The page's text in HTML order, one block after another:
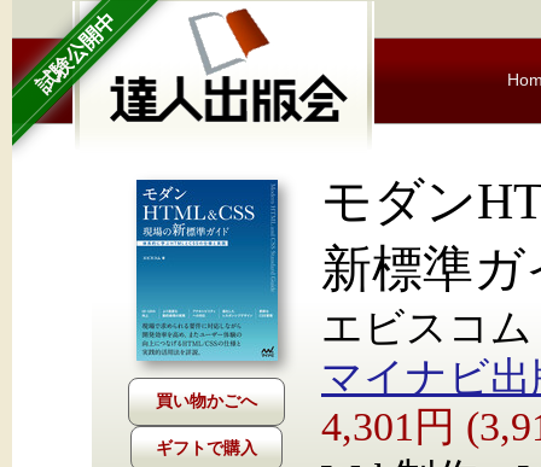
試験公開中
ギフトで購入
モダン
新標準ガ
エビスコム
マイナビ出
4,301円